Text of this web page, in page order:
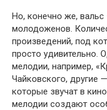
Но, конечно же,
молодоженов.
произведений, под
просто удивительно.
мелодии, например,
Чайковского, другие
которые звучат в
мелодии создают